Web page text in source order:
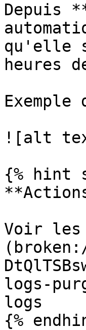
Depuis
qu'elle
heures
![alt
{% hint
Voir les
logs-
logs
{%